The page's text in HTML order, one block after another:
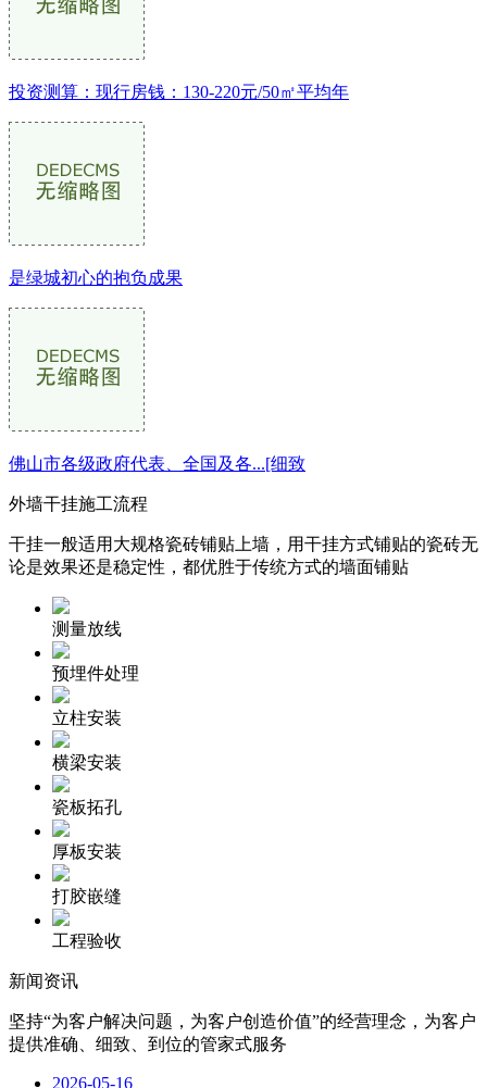
投资测算：现行房钱：130-220元/50㎡平均年
是绿城初心的抱负成果
佛山市各级政府代表、全国及各...[细致
外墙干挂施工流程
干挂一般适用大规格瓷砖铺贴上墙，用干挂方式铺贴的瓷砖无
论是效果还是稳定性，都优胜于传统方式的墙面铺贴
测量放线
预埋件处理
立柱安装
横梁安装
瓷板拓孔
厚板安装
打胶嵌缝
工程验收
新闻资讯
坚持“为客户解决问题，为客户创造价值”的经营理念，为客户
提供准确、细致、到位的管家式服务
2026-05-16